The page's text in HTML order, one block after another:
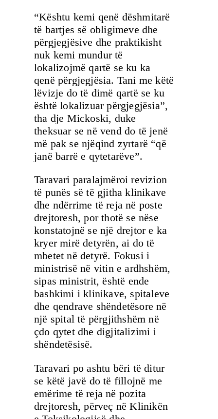
“Kështu kemi qenë dëshmitarë
të bartjes së obligimeve dhe
përgjegjësive dhe praktikisht
nuk kemi mundur të
lokalizojmë qartë se ku ka
qenë përgjegjësia. Tani me këtë
lëvizje do të dimë qartë se ku
është lokalizuar përgjegjësia”,
tha dje Mickoski, duke
theksuar se në vend do të jenë
më pak se njëqind zyrtarë “që
janë barrë e qytetarëve”.
Taravari paralajmëroi revizion
të punës së të gjitha klinikave
dhe ndërrime të reja në poste
drejtoresh, por thotë se nëse
konstatojnë se një drejtor e ka
kryer mirë detyrën, ai do të
mbetet në detyrë. Fokusi i
ministrisë në vitin e ardhshëm,
sipas ministrit, është ende
bashkimi i klinikave, spitaleve
dhe qendrave shëndetësore në
një spital të përgjithshëm në
çdo qytet dhe digjitalizimi i
shëndetësisë.
Taravari po ashtu bëri të ditur
se këtë javë do të fillojnë me
emërime të reja në pozita
drejtoresh, përveç në Klinikën